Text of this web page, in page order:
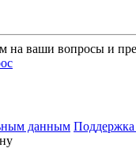
на ваши вопросы и
данным